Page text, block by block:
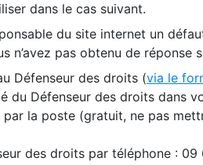
dans le cas suivant.
du site internet un
n’avez pas obtenu de réponse
Défenseur des droits (via le
du Défenseur des droits dans
la poste (gratuit, ne pas
des droits par téléphone :